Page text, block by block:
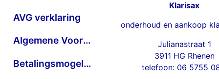
AVG verklaring
Algemene Voorwaarden
Betalingsmogelijkheden
Klarisax
onderhoud en aankoop
Julianastraat 1
3911 HG Rhenen
telefoon: 06 5755